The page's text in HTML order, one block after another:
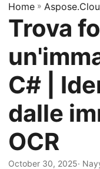
n
a
i
g
e
r
i
n
g
Home »
Trova
C# |
dalle
OCR
October 30, 2025·